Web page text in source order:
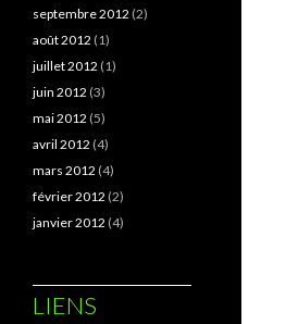
septembre 2012 (2)
août 2012 (1)
juillet 2012 (1)
juin 2012 (3)
mai 2012 (5)
avril 2012 (4)
mars 2012 (4)
février 2012 (2)
janvier 2012 (4)
LIENS